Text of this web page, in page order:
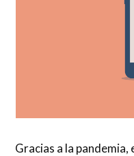
Gracias a la